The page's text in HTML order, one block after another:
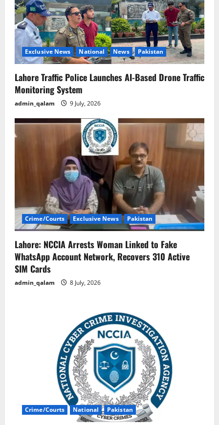
i
o
n
Exclusive News National News Pakistan
Lahore Traffic Police Launches AI-Based Drone Traffic
Monitoring System
admin_qalam 9 July, 2026
Crime/Courts Exclusive News Pakistan
Lahore: NCCIA Arrests Woman Linked to Fake
WhatsApp Account Network, Recovers 310 Active
SIM Cards
admin_qalam 8 July, 2026
Crime/Courts National Pakistan